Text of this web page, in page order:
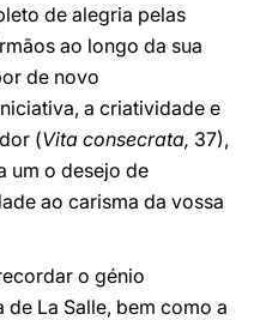
de alegria pelas
ao longo da sua
de novo
a criatividade e
(Vita consecrata, 37),
um o desejo de
ao carisma da vossa
o génio
La Salle, bem como a